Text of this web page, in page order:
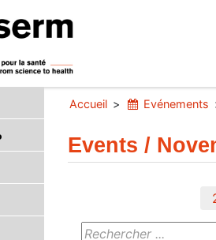
Accueil Evénements
Events /